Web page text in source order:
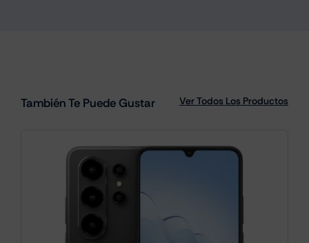
También Te Puede Gustar Ver Todos Los Productos